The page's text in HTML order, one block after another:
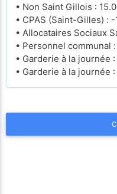
• Non Saint Gillois :
• CPAS (Saint-Gilles) :
• Allocataires Sociaux
• Personnel communal
• Garderie à la journée
• Garderie à la journée